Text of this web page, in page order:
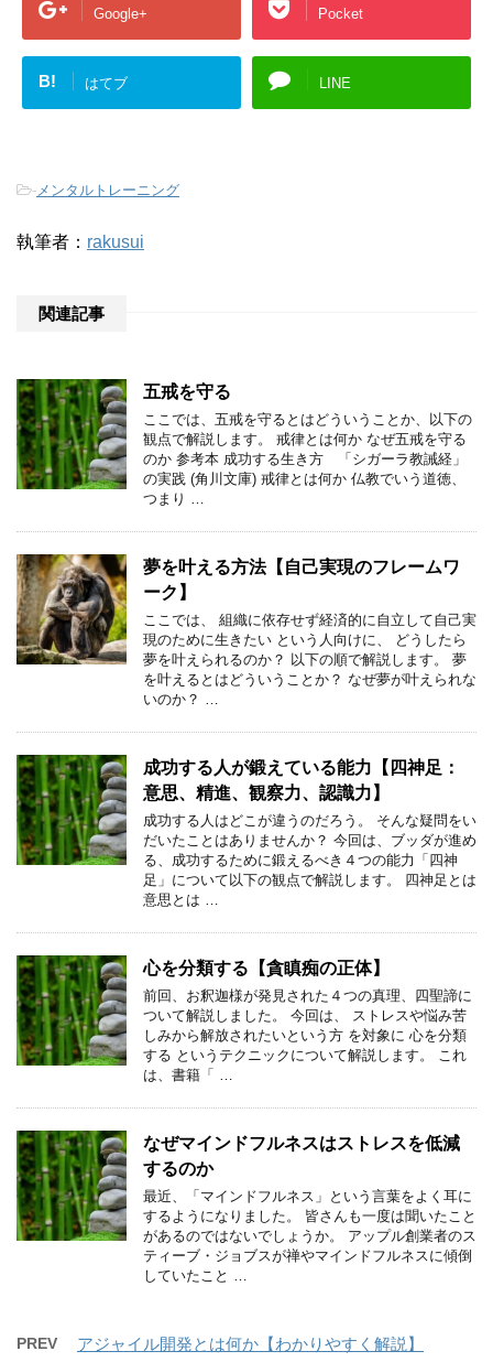
Google+ Pocket
B! はてブ LINE
-メンタルトレーニング
執筆者： rakusui
関連記事
五戒を守る
ここでは、五戒を守るとはどういうことか、以下の
観点で解説します。 戒律とは何か なぜ五戒を守る
のか 参考本 成功する生き方 「シガーラ教誡経」
の実践 (角川文庫) 戒律とは何か 仏教でいう道徳、
つまり …
夢を叶える方法【自己実現のフレームワ
ーク】
ここでは、 組織に依存せず経済的に自立して自己実
現のために生きたい という人向けに、 どうしたら
夢を叶えられるのか？ 以下の順で解説します。 夢
を叶えるとはどういうことか？ なぜ夢が叶えられな
いのか？ …
成功する人が鍛えている能力【四神足：
意思、精進、観察力、認識力】
成功する人はどこが違うのだろう。 そんな疑問をい
だいたことはありませんか？ 今回は、ブッダが進め
る、成功するために鍛えるべき４つの能力「四神
足」について以下の観点で解説します。 四神足とは
意思とは …
心を分類する【貪瞋痴の正体】
前回、お釈迦様が発見された４つの真理、四聖諦に
ついて解説しました。 今回は、 ストレスや悩み苦
しみから解放されたいという方 を対象に 心を分類
する というテクニックについて解説します。 これ
は、書籍「 …
なぜマインドフルネスはストレスを低減
するのか
最近、「マインドフルネス」という言葉をよく耳に
するようになりました。 皆さんも一度は聞いたこと
があるのではないでしょうか。 アップル創業者のス
ティーブ・ジョブスが禅やマインドフルネスに傾倒
していたこと …
PREV アジャイル開発とは何か【わかりやすく解説】